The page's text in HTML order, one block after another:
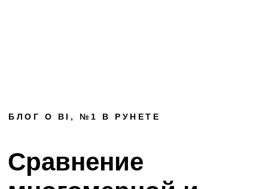
Сравнение
табличной модели
SSAS